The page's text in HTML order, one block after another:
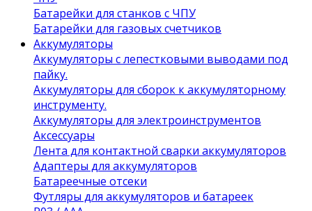
Батарейки для станков с ЧПУ
Батарейки для газовых счетчиков
Аккумуляторы
Аккумуляторы с лепестковыми выводами под
пайку.
Аккумуляторы для сборок к аккумуляторному
инструменту.
Аккумуляторы для электроинструментов
Аксессуары
Лента для контактной сварки аккумуляторов
Адаптеры для аккумуляторов
Батареечные отсеки
Футляры для аккумуляторов и батареек